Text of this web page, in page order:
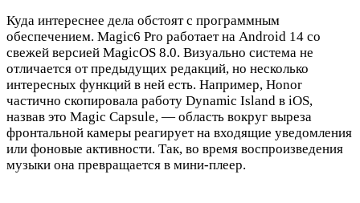
Куда интереснее дела обстоят с программным
обеспечением. Magic6 Pro работает на Android 14 со
свежей версией MagicOS 8.0. Визуально система не
отличается от предыдущих редакций, но несколько
интересных функций в ней есть. Например, Honor
частично скопировала работу Dynamic Island в iOS,
назвав это Magic Capsule, — область вокруг выреза
фронтальной камеры реагирует на входящие уведомления
или фоновые активности. Так, во время воспроизведения
музыки она превращается в мини-плеер.